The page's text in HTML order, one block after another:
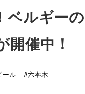
ベルギー
催中！
ール #六本木